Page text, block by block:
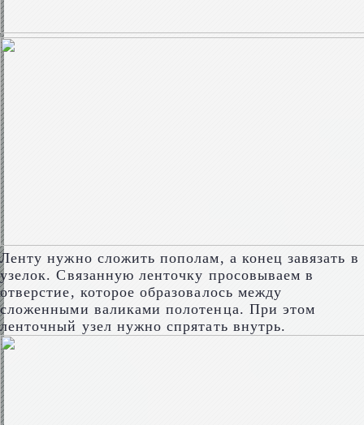
Ленту нужно сложить пополам, а конец завязать в
узелок. Связанную ленточку просовываем в
отверстие, которое образовалось между
сложенными валиками полотенца. При этом
ленточный узел нужно спрятать внутрь.